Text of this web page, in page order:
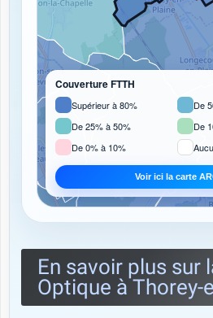
Couverture FTTH
Supérieur à 80%
De
De 25% à 50%
De
De 0% à 10%
Voir ici la carte
En savoir plus sur
Optique à Thorey-